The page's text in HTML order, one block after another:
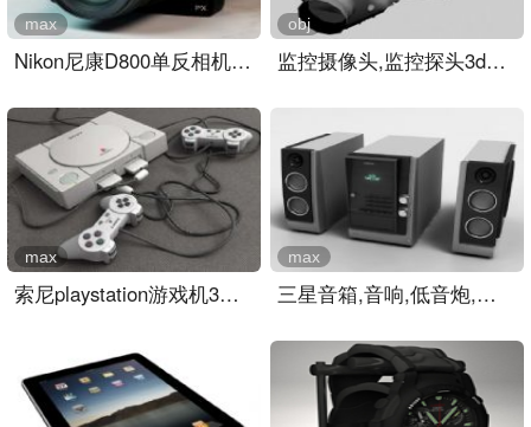
Nikon尼康D800单反相机3D模..
max
监控摄像头,监控探头3d模型..
obj
索尼playstation游戏机3D模..
max
三星音箱,音响,低音炮,功放..
max